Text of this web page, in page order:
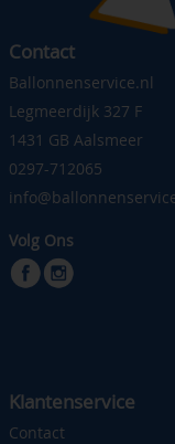
Contact
Ballonnenservice.nl
Legmeerdijk 327 F
1431 GB Aalsmeer
0297-712065
Volg Ons
Klantenservice
Contact